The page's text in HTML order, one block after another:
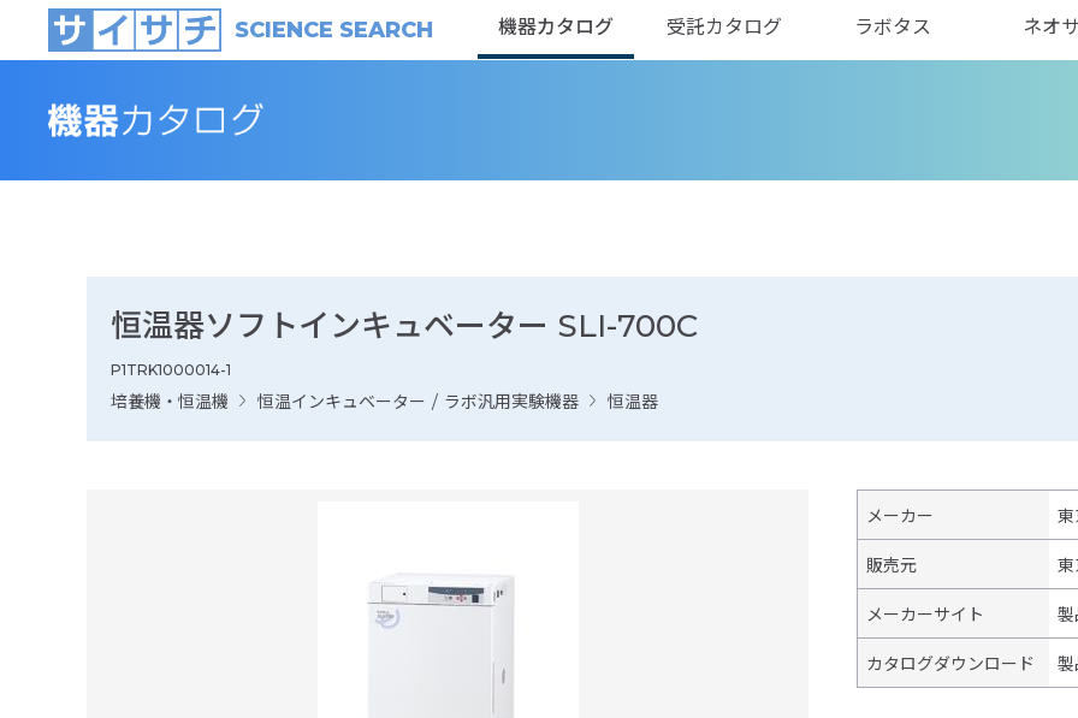
SCIENCE SEARCH 機器カタログ 受託カタログ ラボタス ネオ
恒温器ソフトインキュベーター SLI-700C
P1TRK1000014-1
培養機・恒温機 恒温インキュベーター / ラボ汎用実験機器 恒温器
メーカー 東
販売元 東
メーカーサイト 製
カタログダウンロード 製